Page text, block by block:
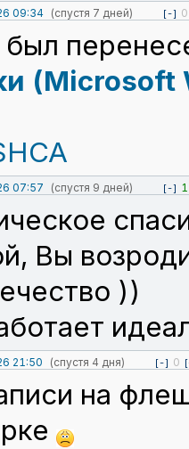
09:34 (спустя 7 дней) [-] 0
был
(Microsoft
07:57 (спустя 9 дней) [-] 1
Вы
))
21:50 (спустя 4 дня) [-] 0
на